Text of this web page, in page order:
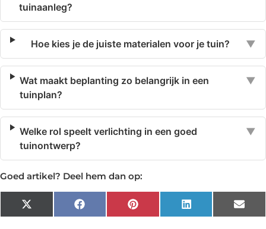
tuinaanleg?
Hoe kies je de juiste materialen voor je tuin? ▼
Wat maakt beplanting zo belangrijk in een
tuinplan?
▼
Welke rol speelt verlichting in een goed
tuinontwerp?
▼
Goed artikel? Deel hem dan op:
X
(Twitter)
Facebook Pinterest LinkedIn